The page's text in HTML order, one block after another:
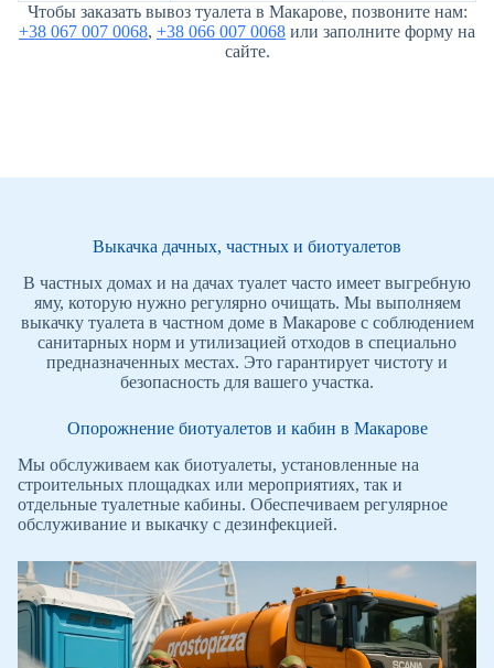
Чтобы заказать вывоз туалета в Макарове, позвоните нам:
+38 067 007 0068, +38 066 007 0068 или заполните форму на
сайте.
Выкачка дачных, частных и биотуалетов
В частных домах и на дачах туалет часто имеет выгребную
яму, которую нужно регулярно очищать. Мы выполняем
выкачку туалета в частном доме в Макарове с соблюдением
санитарных норм и утилизацией отходов в специально
предназначенных местах. Это гарантирует чистоту и
безопасность для вашего участка.
Опорожнение биотуалетов и кабин в Макарове
Мы обслуживаем как биотуалеты, установленные на
строительных площадках или мероприятиях, так и
отдельные туалетные кабины. Обеспечиваем регулярное
обслуживание и выкачку с дезинфекцией.